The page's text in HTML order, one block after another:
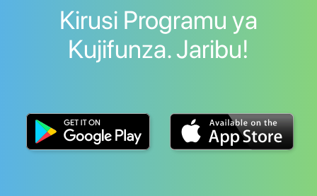
Kirusi Programu ya
Kujifunza. Jaribu!